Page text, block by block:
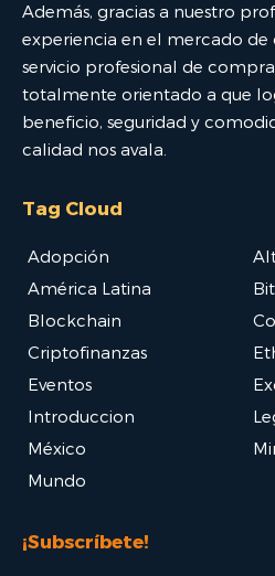
Además, gracias a nuestro
experiencia en el mercado de
servicio profesional de
totalmente orientado a que
beneficio, seguridad y
calidad nos avala.
Tag Cloud
Adopción
América Latina
Blockchain
Criptofinanzas
Eventos
Introduccion
México
Mundo
¡Subscríbete!